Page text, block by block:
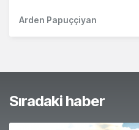
Arden Papuççiyan
Sıradaki haber